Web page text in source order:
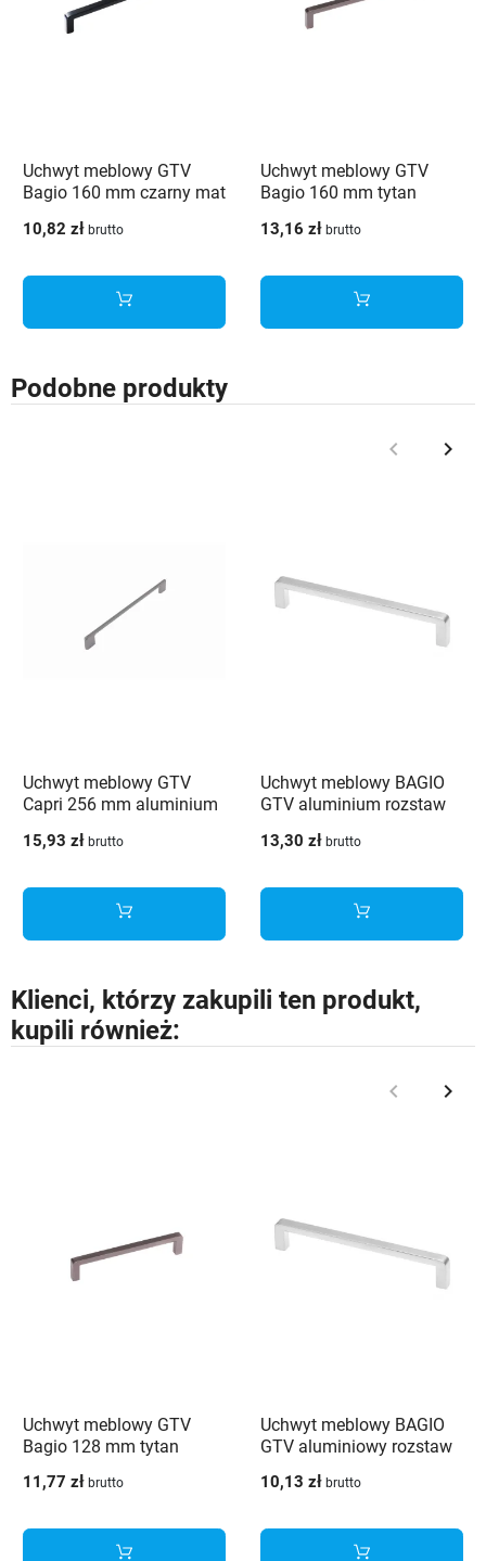
Uchwyt meblowy GTV
Bagio 160 mm czarny mat
10,82 zł brutto
Uchwyt meblowy GTV
Bagio 160 mm tytan
13,16 zł brutto
Podobne produkty
Poprzedni
keyboard_arrow_left keyboard_arrow_right
Uchwyt meblowy GTV
Capri 256 mm aluminium
15,93 zł brutto
Uchwyt meblowy BAGIO
GTV aluminium rozstaw
13,30 zł brutto
Klienci, którzy zakupili ten produkt,
kupili również:
Poprzedni
keyboard_arrow_left keyboard_arrow_right
Uchwyt meblowy GTV
Bagio 128 mm tytan
11,77 zł brutto
Uchwyt meblowy BAGIO
GTV aluminiowy rozstaw
10,13 zł brutto